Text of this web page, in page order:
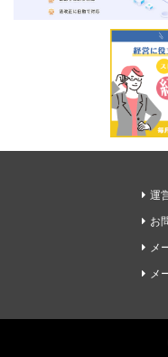
運
お
メ
メ